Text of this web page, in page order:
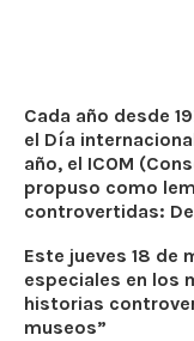
Cada año desde
el Día
año, el ICOM
propuso como
controvertidas:
Este jueves 18 de
especiales en los
historias
museos”